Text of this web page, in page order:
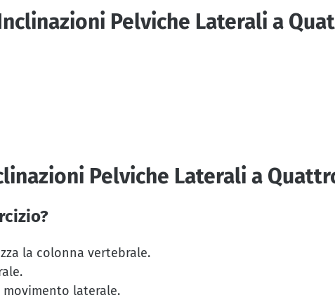
Pelviche Laterali a
Pelviche Laterali a
la colonna vertebrale.
movimento laterale.